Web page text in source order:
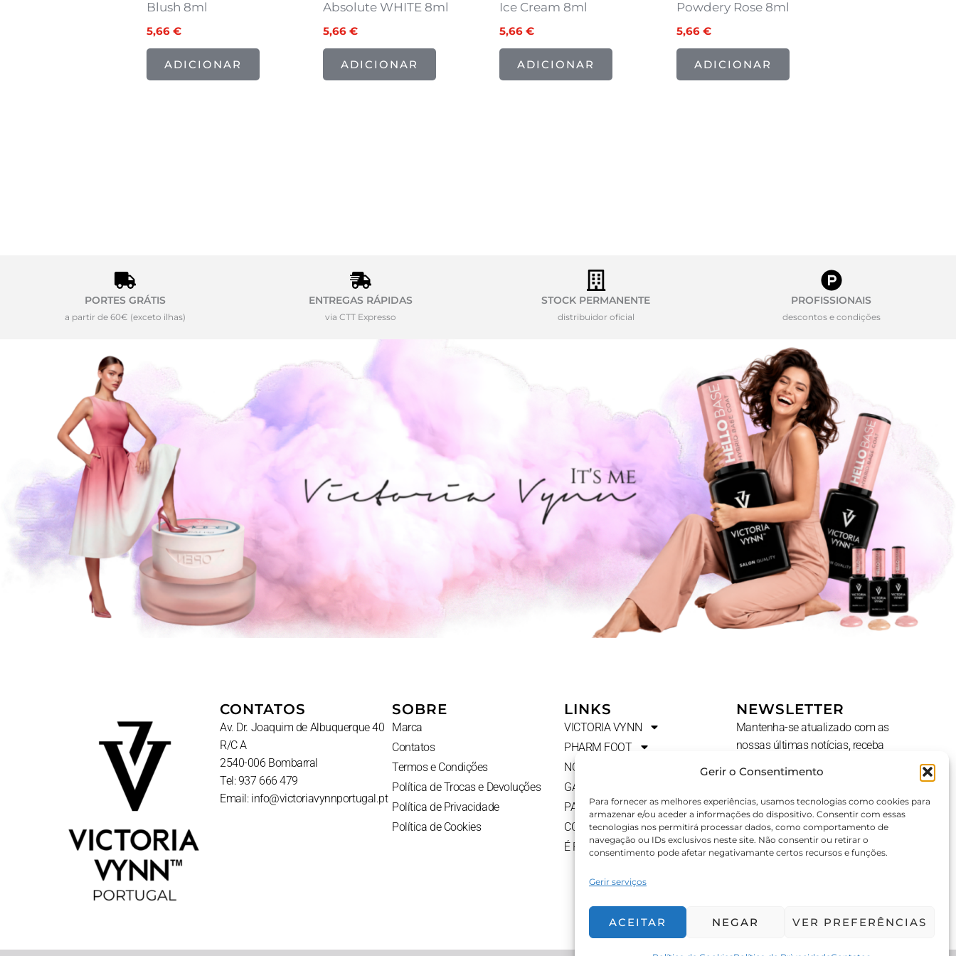
Gerir o Consentimento
Para fornecer as melhores experiências, usamos tecnologias como cookies para
armazenar e/ou aceder a informações do dispositivo. Consentir com essas
tecnologias nos permitirá processar dados, como comportamento de
navegação ou IDs exclusivos neste site. Não consentir ou retirar o
consentimento pode afetar negativamante certos recursos e funções.
Gerir serviços
ACEITAR NEGAR VER PREFERÊNCIAS
Blush 8ml
5,66 €
ADICIONAR
Absolute WHITE 8ml
5,66€
ADICIONAR
Ice Cream 8ml
5,66€
ADICIONAR
Powdery Rose 8ml
5,66 €
ADICIONAR
PORTES GRÁTIS
a partir de 60€ (exceto ilhas)
ENTREGAS RÁPIDAS
via CTT Expresso
STOCK PERMANENTE
distribuidor oficial
PROFISSIONAIS
descontos e condições
CONTATOS
Av. Dr. Joaquim de Albuquerque 40
R/C A
2540-006 Bombarral
Tel: 937 666 479
Email: info@victoriavynnportugal.pt
SOBRE
Marca
Contatos
Termos e Condições
Política de Trocas e Devoluções
Política de Privacidade
Política de Cookies
LINKS
VICTORIA VYNN
PHARM FOOT
NOVIDADES
GADGETS
PACKS
CONTATOS
É PROFISSIONAL?
NEWSLETTER
Mantenha-se atualizado com as
nossas últimas notícias, receba
Nome
E-